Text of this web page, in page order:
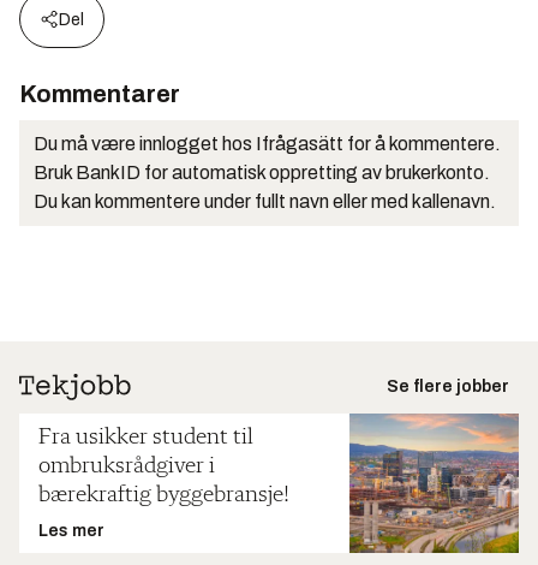
Del
Kommentarer
Du må være innlogget hos Ifrågasätt for å kommentere.
Bruk BankID for automatisk oppretting av brukerkonto.
Du kan kommentere under fullt navn eller med kallenavn.
Se flere jobber
Fra usikker student til
ombruksrådgiver i
bærekraftig byggebransje!
Les mer